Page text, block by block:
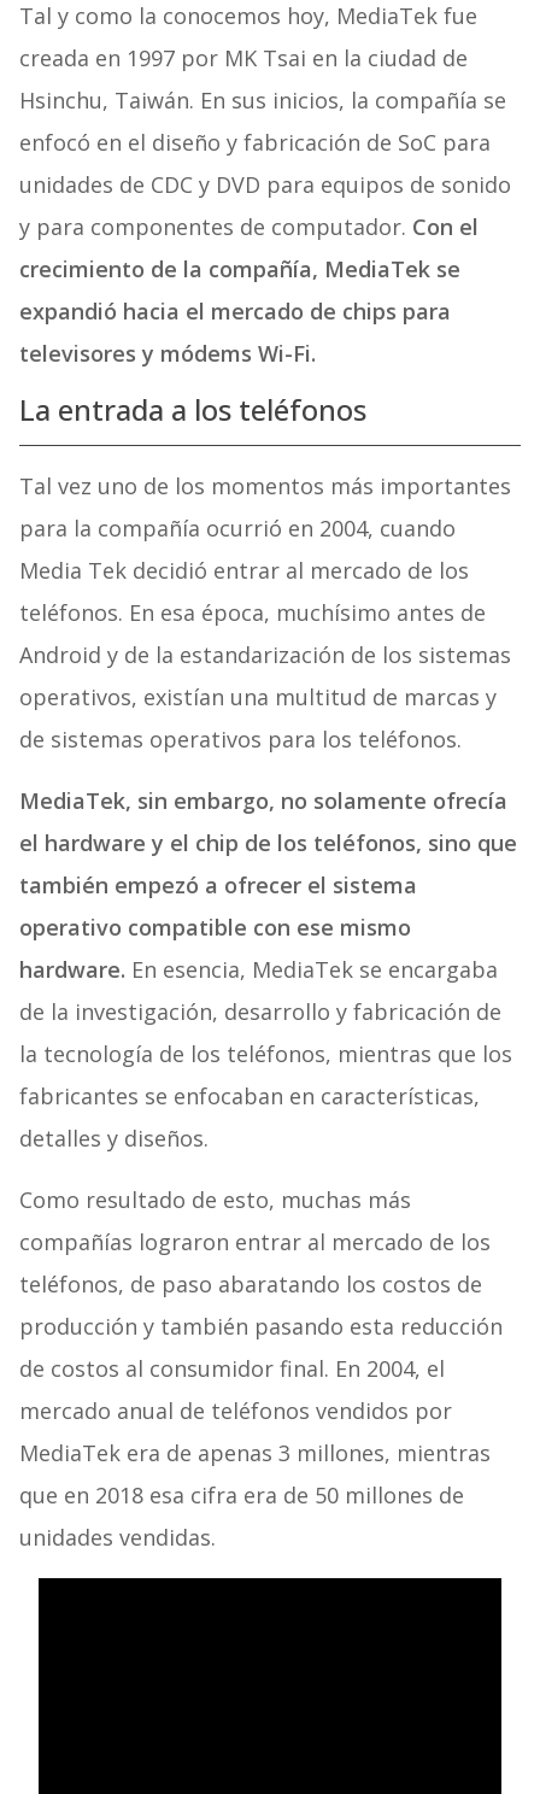
Tal y como la conocemos hoy, MediaTek fue
creada en 1997 por MK Tsai en la ciudad de
Hsinchu, Taiwán. En sus inicios, la compañía se
enfocó en el diseño y fabricación de SoC para
unidades de CDC y DVD para equipos de sonido
y para componentes de computador. Con el
crecimiento de la compañía, MediaTek se
expandió hacia el mercado de chips para
televisores y módems Wi-Fi.
La entrada a los teléfonos
Tal vez uno de los momentos más importantes
para la compañía ocurrió en 2004, cuando
Media Tek decidió entrar al mercado de los
teléfonos. En esa época, muchísimo antes de
Android y de la estandarización de los sistemas
operativos, existían una multitud de marcas y
de sistemas operativos para los teléfonos.
MediaTek, sin embargo, no solamente ofrecía
el hardware y el chip de los teléfonos, sino que
también empezó a ofrecer el sistema
operativo compatible con ese mismo
hardware. En esencia, MediaTek se encargaba
de la investigación, desarrollo y fabricación de
la tecnología de los teléfonos, mientras que los
fabricantes se enfocaban en características,
detalles y diseños.
Como resultado de esto, muchas más
compañías lograron entrar al mercado de los
teléfonos, de paso abaratando los costos de
producción y también pasando esta reducción
de costos al consumidor final. En 2004, el
mercado anual de teléfonos vendidos por
MediaTek era de apenas 3 millones, mientras
que en 2018 esa cifra era de 50 millones de
unidades vendidas.